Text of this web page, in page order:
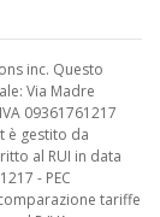
inc. Questo
Via Madre
09361761217
è gestito da
al RUI in data
- PEC
tariffe